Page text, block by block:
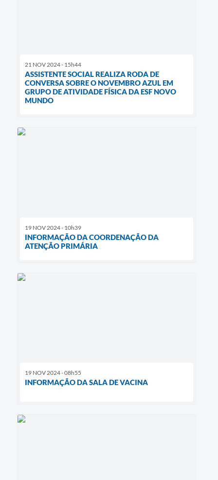
21 NOV 2024 - 15h44
ASSISTENTE SOCIAL REALIZA RODA DE
CONVERSA SOBRE O NOVEMBRO AZUL EM
GRUPO DE ATIVIDADE FÍSICA DA ESF NOVO
MUNDO
19 NOV 2024 - 10h39
INFORMAÇÃO DA COORDENAÇÃO DA
ATENÇÃO PRIMÁRIA
19 NOV 2024 - 08h55
INFORMAÇÃO DA SALA DE VACINA